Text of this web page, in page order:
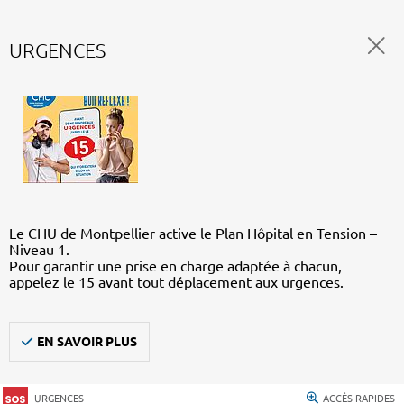
URGENCES
Le CHU de Montpellier active le Plan Hôpital en Tension –
Niveau 1.
Pour garantir une prise en charge adaptée à chacun,
appelez le 15 avant tout déplacement aux urgences.
EN SAVOIR PLUS
URGENCES ACCÈS RAPIDES